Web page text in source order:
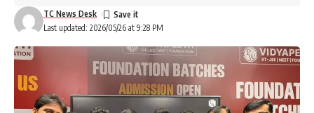
Last updated: 2026/05/26 at 9:28 PM
TC News Desk